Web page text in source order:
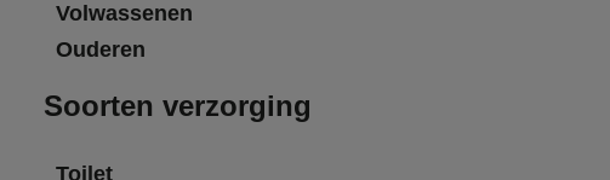
Volwassenen
Ouderen
Soorten verzorging
Toilet